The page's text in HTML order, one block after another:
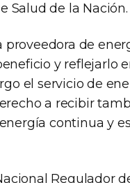
Salud de la Nación.
de
y reflejarlo
el servicio de
a recibir
continua y
Regulador